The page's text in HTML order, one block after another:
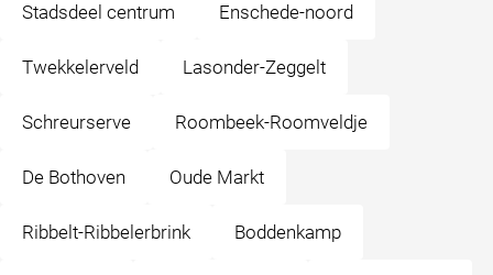
Stadsdeel centrum Enschede-noord
Twekkelerveld Lasonder-Zeggelt
Schreurserve Roombeek-Roomveldje
De Bothoven Oude Markt
Ribbelt-Ribbelerbrink Boddenkamp